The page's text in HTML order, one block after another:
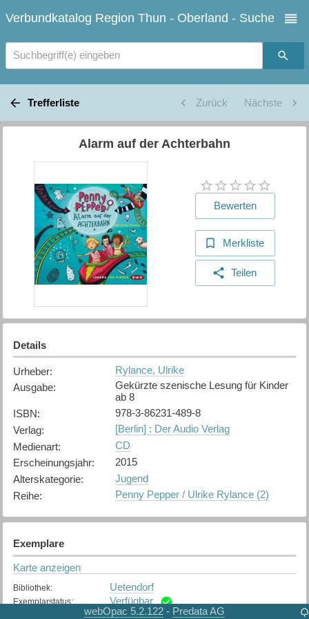
Verbundkatalog Region Thun - Oberland - Suche
Suchbegriff(e) eingeben
Trefferliste Zurück Nächste
Alarm auf der Achterbahn
Bewerten
Merkliste
Teilen
Details
Urheber:
Rylance, Ulrike
Ausgabe:
Gekürzte szenische Lesung für Kinder
ab 8
ISBN:
978-3-86231-489-8
Verlag:
[Berlin] : Der Audio Verlag
Medienart:
CD
Erscheinungsjahr:
2015
Alterskategorie:
Jugend
Reihe: Penny Pepper / Ulrike Rylance (2)
Exemplare
Karte anzeigen
Bibliothek: Uetendorf
Exemplarstatus:
Verfügbar
webOpac 5.2.122 - Predata AG